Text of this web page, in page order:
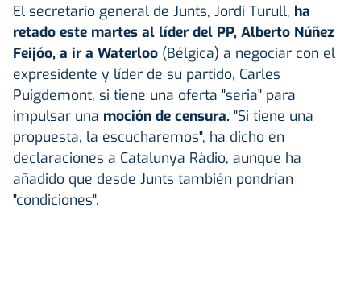
El secretario general de Junts, Jordi Turull, ha
retado este martes al líder del PP, Alberto Núñez
Feijóo, a ir a Waterloo (Bélgica) a negociar con el
expresidente y líder de su partido, Carles
Puigdemont, si tiene una oferta "seria" para
impulsar una moción de censura. "Si tiene una
propuesta, la escucharemos", ha dicho en
declaraciones a Catalunya Ràdio, aunque ha
añadido que desde Junts también pondrían
"condiciones".